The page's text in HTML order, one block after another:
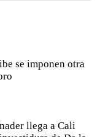
se imponen otra
llega a Cali